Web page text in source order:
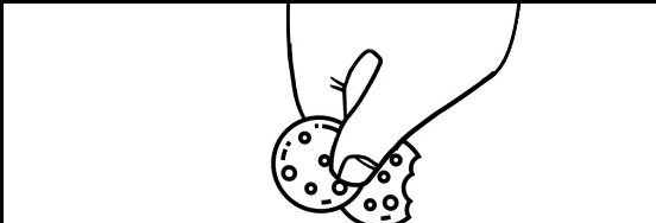
tel/whatsapp:+48 788 663 777